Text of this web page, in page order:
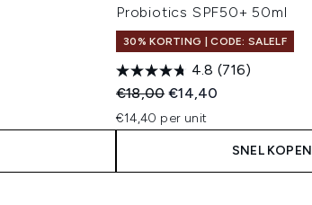
Probiotics SPF50+ 50ml
30% KORTING | CODE: SALELF
4.8 (716)
Recommended Retail Price:
€18,00Huidige prijs:
€14,40
€14,40 per unit
SNEL KOPEN